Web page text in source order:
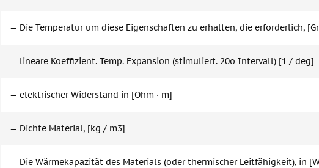
— Die Temperatur um diese Eigenschaften zu erhalten, die erforderlich,
— lineare Koeffizient. Temp. Expansion (stimuliert. 20o Intervall) [1 / deg]
— elektrischer Widerstand in [Ohm · m]
— Dichte Material, [kg / m3]
— Die Wärmekapazität des Materials (oder thermischer Leitfähigkeit), in